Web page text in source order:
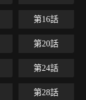
第16話
第20話
第24話
第28話